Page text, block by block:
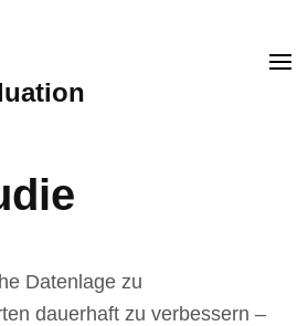
Datenlage zu
dauerhaft zu verbessern –